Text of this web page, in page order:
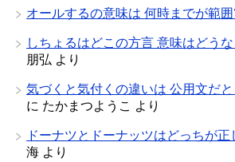
オールするの意味は 何時までが範
しちょるはどこの方言 意味はどう
朋弘 より
気づくと気付くの違いは 公用文だ
に たかまつようこ より
ドーナツとドーナッツはどっちが正
海 より